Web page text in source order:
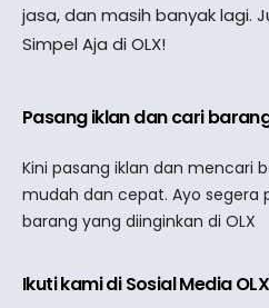
jasa, dan masih banyak lagi.
Simpel Aja di OLX!
Pasang iklan dan cari
Kini pasang iklan dan mencari
mudah dan cepat. Ayo segera
barang yang diinginkan di OLX
Ikuti kami di Sosial Media